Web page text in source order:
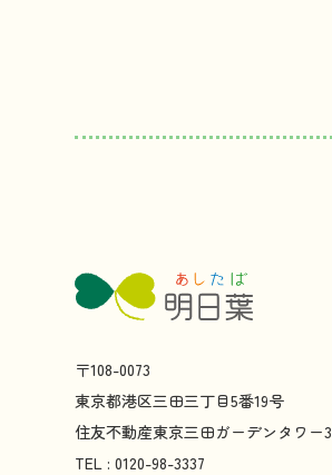
〒108-0073
東京都港区三田三丁目5番19号
住友不動産東京三田ガーデンタワー3
TEL : 0120-98-3337